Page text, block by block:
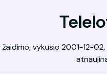
vykusio 2001-12-